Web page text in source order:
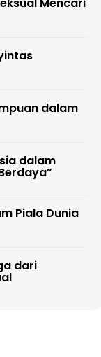
dalam
dalam
Piala Dunia
dari